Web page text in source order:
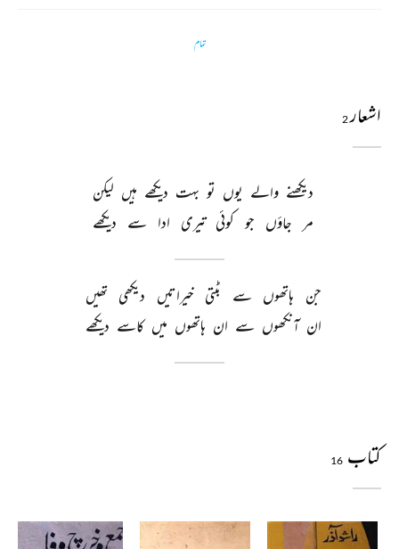
تمام
اشعار2
دیکھنے والے یوں تو بہت دیکھے ہیں لیکن
مر
جاؤں جو کوئی تیری ادا سے دیکھے
جن ہاتھوں سے بٹتی خیراتیں دیکھی تھیں
ان آنکھوں سے ان ہاتھوں میں کاسے دیکھے
کتاب 16